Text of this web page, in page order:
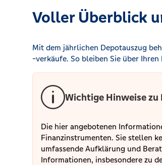
Voller Überblick
Mit dem jährlichen Depotauszug
-verkäufe. So bleiben Sie über
Wichtige Hinweise
Die hier angebotenen
Finanzinstrumenten. Sie stellen
umfassende Aufklärung und
Informationen, insbesondere zu